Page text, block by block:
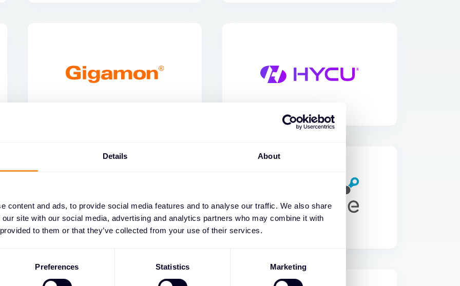
Details About
content and ads, to provide social media features and to analyse our traffic. We also share
site with our social media, advertising and analytics partners who may combine it with
to them or that they’ve collected from your use of their services.
Preferences Statistics Marketing